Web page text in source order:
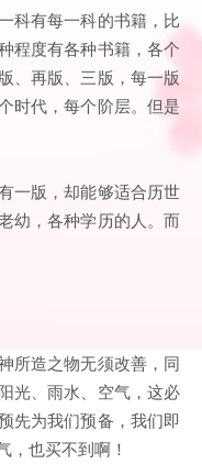
科有每一科的书籍，比
程度有各种书籍，各个
、再版、三版，每一版
时代，每个阶层。但是
一版，却能够适合历世
幼，各种学历的人。而
所造之物无须改善，同
光、雨水、空气，这必
先为我们预备，我们即
，也买不到啊！